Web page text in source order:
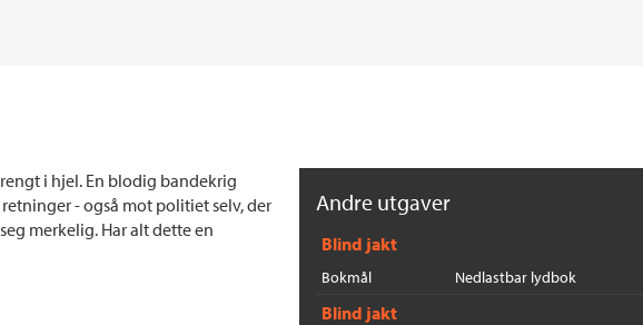
i hjel. En blodig bandekrig
- også mot politiet selv, der
merkelig. Har alt dette en
Andre utgaver
Blind jakt
Bokmål Nedlastbar lydbok
Blind jakt